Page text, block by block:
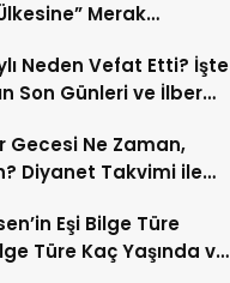
Merak
Neden Vefat Etti? İşte
Son Günleri ve İlber
Gecesi Ne Zaman,
Diyanet Takvimi ile
Eşi Bilge Türe
Türe Kaç Yaşında ve